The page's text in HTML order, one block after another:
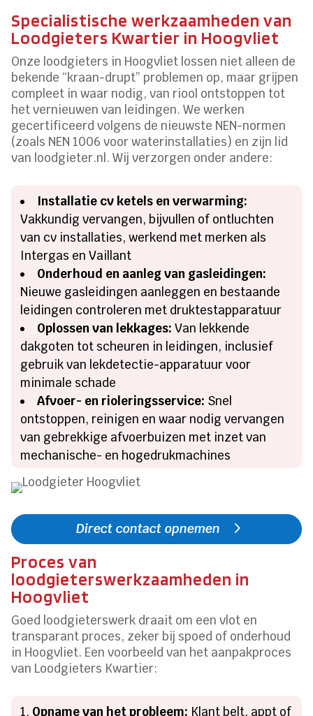
Specialistische werkzaamheden van
Loodgieters Kwartier in Hoogvliet
Onze loodgieters in Hoogvliet lossen niet alleen de
bekende “kraan-drupt” problemen op, maar grijpen
compleet in waar nodig, van riool ontstoppen tot
het vernieuwen van leidingen. We werken
gecertificeerd volgens de nieuwste NEN-normen
(zoals NEN 1006 voor waterinstallaties) en zijn lid
van loodgieter.nl. Wij verzorgen onder andere:
Installatie cv ketels en verwarming:
Vakkundig vervangen, bijvullen of ontluchten
van cv installaties, werkend met merken als
Intergas en Vaillant
Onderhoud en aanleg van gasleidingen:
Nieuwe gasleidingen aanleggen en bestaande
leidingen controleren met druktestapparatuur
Oplossen van lekkages: Van lekkende
dakgoten tot scheuren in leidingen, inclusief
gebruik van lekdetectie-apparatuur voor
minimale schade
Afvoer- en rioleringsservice: Snel
ontstoppen, reinigen en waar nodig vervangen
van gebrekkige afvoerbuizen met inzet van
mechanische- en hogedrukmachines
Direct contact opnemen
Proces van
loodgieterswerkzaamheden in
Hoogvliet
Goed loodgieterswerk draait om een vlot en
transparant proces, zeker bij spoed of onderhoud
in Hoogvliet. Een voorbeeld van het aanpakproces
van Loodgieters Kwartier:
Opname van het probleem: Klant belt, appt of